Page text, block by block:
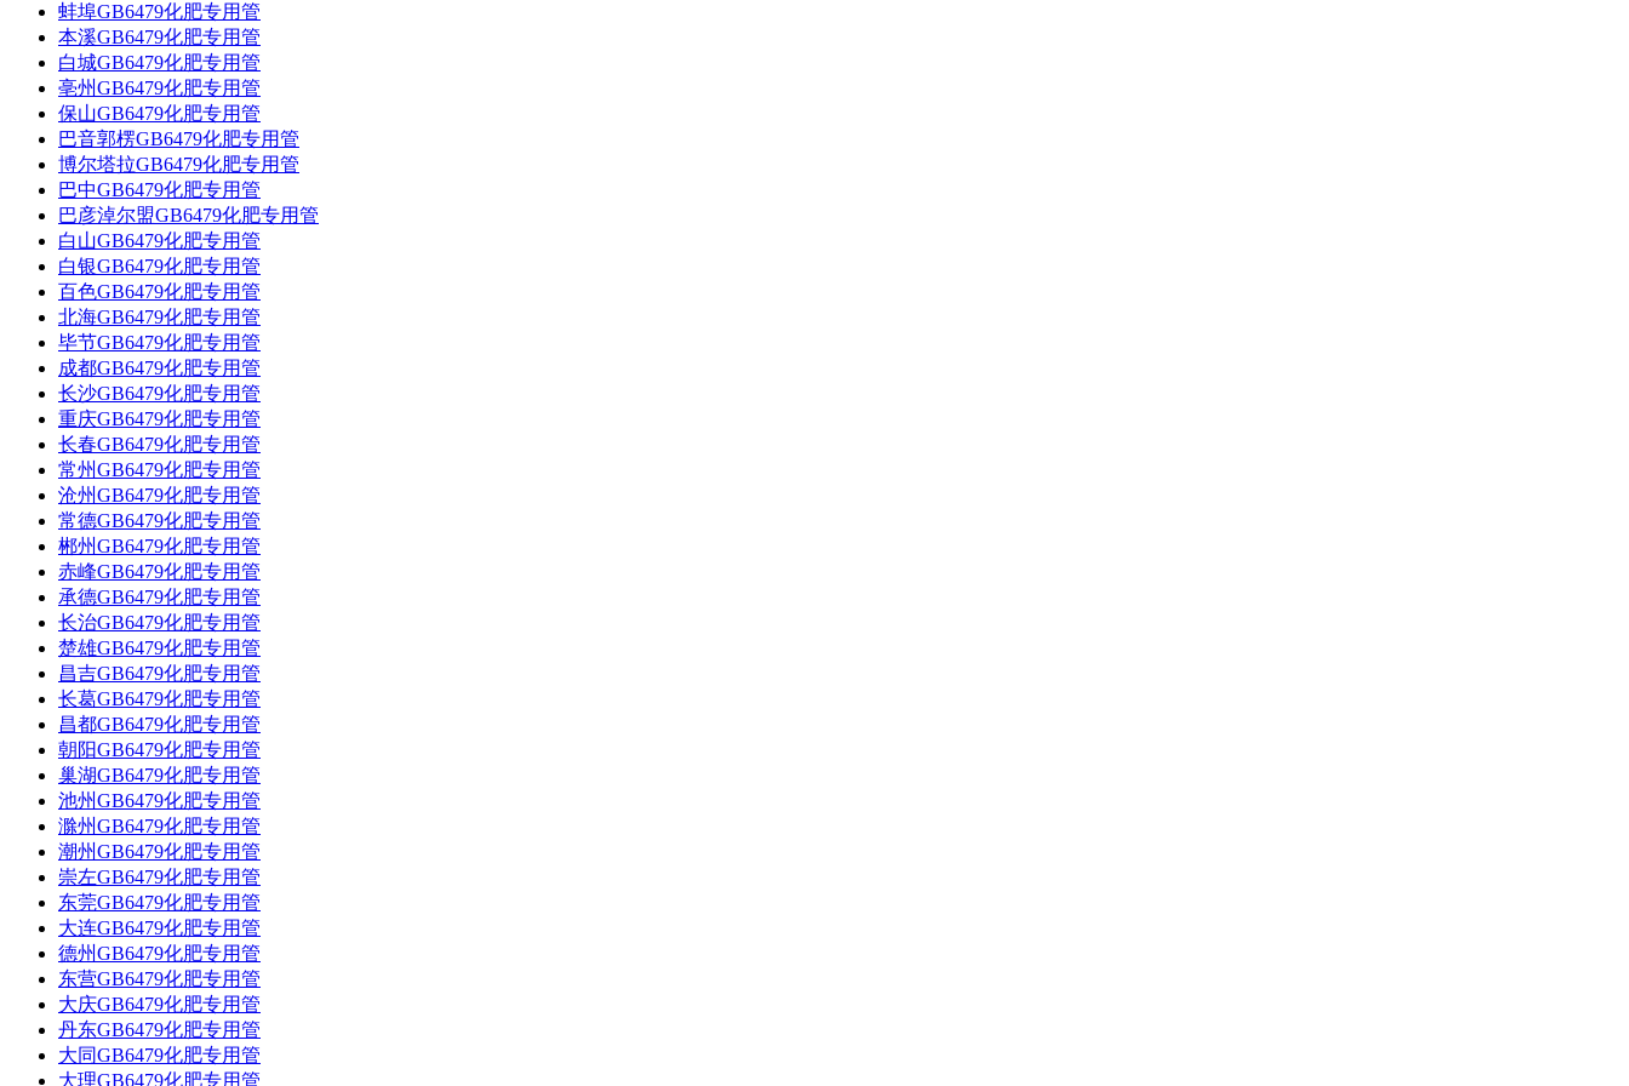
蚌埠GB6479化肥专用管
本溪GB6479化肥专用管
白城GB6479化肥专用管
亳州GB6479化肥专用管
保山GB6479化肥专用管
巴音郭楞GB6479化肥专用管
博尔塔拉GB6479化肥专用管
巴中GB6479化肥专用管
巴彦淖尔盟GB6479化肥专用管
白山GB6479化肥专用管
白银GB6479化肥专用管
百色GB6479化肥专用管
北海GB6479化肥专用管
毕节GB6479化肥专用管
成都GB6479化肥专用管
长沙GB6479化肥专用管
重庆GB6479化肥专用管
长春GB6479化肥专用管
常州GB6479化肥专用管
沧州GB6479化肥专用管
常德GB6479化肥专用管
郴州GB6479化肥专用管
赤峰GB6479化肥专用管
承德GB6479化肥专用管
长治GB6479化肥专用管
楚雄GB6479化肥专用管
昌吉GB6479化肥专用管
长葛GB6479化肥专用管
昌都GB6479化肥专用管
朝阳GB6479化肥专用管
巢湖GB6479化肥专用管
池州GB6479化肥专用管
滁州GB6479化肥专用管
潮州GB6479化肥专用管
崇左GB6479化肥专用管
东莞GB6479化肥专用管
大连GB6479化肥专用管
德州GB6479化肥专用管
东营GB6479化肥专用管
大庆GB6479化肥专用管
丹东GB6479化肥专用管
大同GB6479化肥专用管
大理GB6479化肥专用管